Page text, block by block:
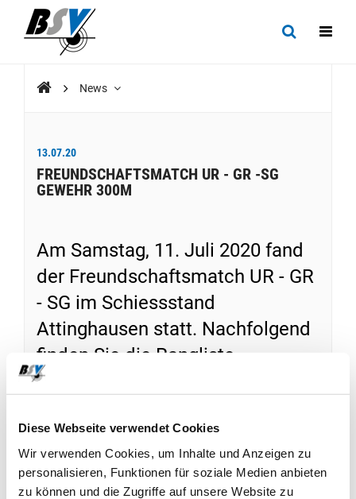
Diese Webseite verwendet Cookies
Wir verwenden Cookies, um Inhalte und Anzeigen zu
personalisieren, Funktionen für soziale Medien anbieten
zu können und die Zugriffe auf unsere Website zu
News
13.07.20
FREUNDSCHAFTSMATCH UR - GR -SG
GEWEHR 300M
Am Samstag, 11. Juli 2020 fand
der Freundschaftsmatch UR - GR
- SG im Schiessstand
Attinghausen statt. Nachfolgend
finden Sie die Rangliste.
DOWNLOADS
Rangliste